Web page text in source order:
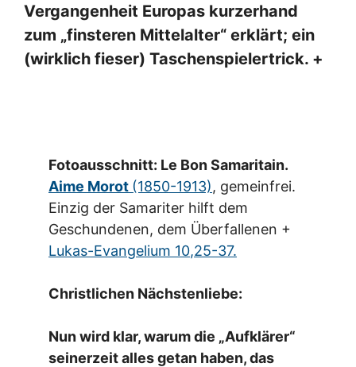
Vergangenheit Europas kurzerhand
zum „finsteren Mittelalter“ erklärt; ein
(wirklich fieser) Taschenspielertrick. +
Fotoausschnitt: Le Bon Samaritain.
Aime Morot (1850-1913), gemeinfrei.
Einzig der Samariter hilft dem
Geschundenen, dem Überfallenen +
Lukas-Evangelium 10,25-37.
Christlichen Nächstenliebe:
Nun wird klar, warum die „Aufklärer“
seinerzeit alles getan haben, das